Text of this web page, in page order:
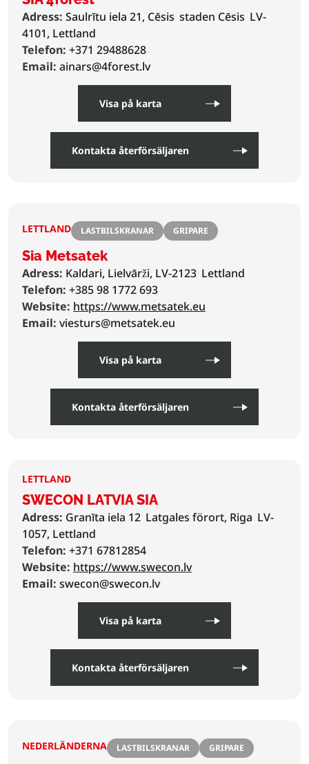
Adress: Saulrītu iela 21, Cēsis staden Cēsis LV-
4101, Lettland
Telefon: +371 29488628
Email: ainars@4forest.lv
Visa på karta
Kontakta återförsäljaren
LETTLAND LASTBILSKRANAR GRIPARE
Sia Metsatek
Adress: Kaldari, Lielvārži, LV-2123 Lettland
Telefon: +385 98 1772 693
Website: https://www.metsatek.eu
Email: viesturs@metsatek.eu
Visa på karta
Kontakta återförsäljaren
LETTLAND
SWECON LATVIA SIA
Adress: Granīta iela 12 Latgales förort, Riga LV-
1057, Lettland
Telefon: +371 67812854
Website: https://www.swecon.lv
Email: swecon@swecon.lv
Visa på karta
Kontakta återförsäljaren
NEDERLÄNDERNA LASTBILSKRANAR GRIPARE